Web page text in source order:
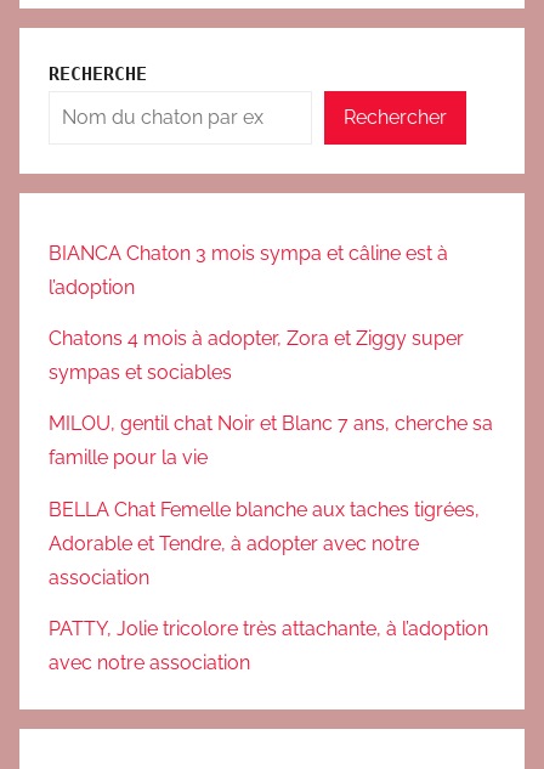
o
m
e
t
,
m
o
a
g
RECHERCHE
Rechercher
BIANCA Chaton 3 mois sympa et câline est à
l’adoption
Chatons 4 mois à adopter, Zora et Ziggy super
sympas et sociables
MILOU, gentil chat Noir et Blanc 7 ans, cherche sa
famille pour la vie
BELLA Chat Femelle blanche aux taches tigrées,
Adorable et Tendre, à adopter avec notre
association
PATTY, Jolie tricolore très attachante, à l’adoption
avec notre association